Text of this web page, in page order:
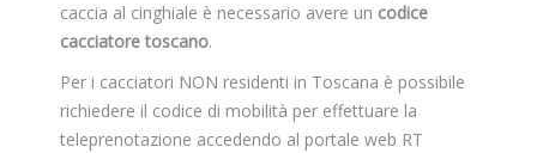
caccia al cinghiale è necessario avere un codice
cacciatore toscano.
Per i cacciatori NON residenti in Toscana è possibile
richiedere il codice di mobilità per effettuare la
teleprenotazione accedendo al portale web RT